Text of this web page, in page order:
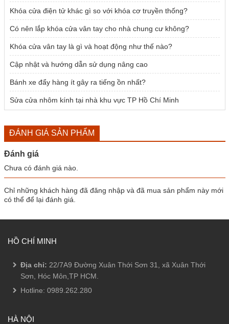
Khóa cửa điện tử khác gì so với khóa cơ truyền thống?
Có nên lắp khóa cửa vân tay cho nhà chung cư không?
Khóa cửa vân tay là gì và hoạt động như thế nào?
Cập nhật và hướng dẫn sử dụng nâng cao
Bánh xe đẩy hàng ít gây ra tiếng ồn nhất?
Sửa cửa nhôm kính tại nhà khu vực TP Hồ Chí Minh
ĐÁNH GIÁ SẢN PHẨM
Đánh giá
Chưa có đánh giá nào.
Chỉ những khách hàng đã đăng nhập và đã mua sản phẩm này mới
có thể để lại đánh giá.
HỒ CHÍ MINH
Địa chỉ: 22/7A9 Đường Xuân Thới Sơn 31, xã Xuân Thới
Sơn, Hóc Môn,TP HCM.
Hotline: 0989.262.280
HÀ NỘI